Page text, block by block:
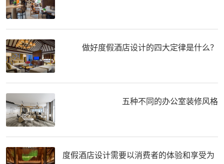
做好度假酒店设计的四大定律是什么？
五种不同的办公室装修风格
度假酒店设计需要以消费者的体验和享受为